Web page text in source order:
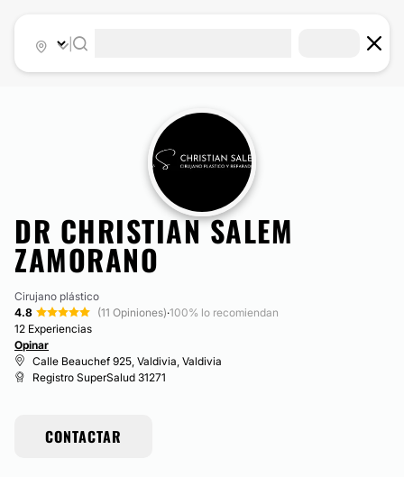
DR CHRISTIAN SALEM
ZAMORANO
Cirujano plástico
4.8
(11 Opiniones)·100% lo recomiendan
12 Experiencias
Opinar
Calle Beauchef 925, Valdivia, Valdivia
Registro SuperSalud 31271
CONTACTAR